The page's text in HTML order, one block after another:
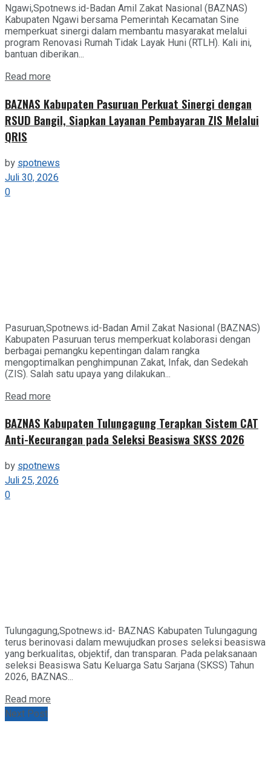
Ngawi,Spotnews.id-Badan Amil Zakat Nasional (BAZNAS)
Kabupaten Ngawi bersama Pemerintah Kecamatan Sine
memperkuat sinergi dalam membantu masyarakat melalui
program Renovasi Rumah Tidak Layak Huni (RTLH). Kali ini,
bantuan diberikan...
Read more
BAZNAS Kabupaten Pasuruan Perkuat Sinergi dengan
RSUD Bangil, Siapkan Layanan Pembayaran ZIS Melalui
QRIS
by spotnews
Juli 30, 2026
0
Pasuruan,Spotnews.id-Badan Amil Zakat Nasional (BAZNAS)
Kabupaten Pasuruan terus memperkuat kolaborasi dengan
berbagai pemangku kepentingan dalam rangka
mengoptimalkan penghimpunan Zakat, Infak, dan Sedekah
(ZIS). Salah satu upaya yang dilakukan...
Read more
BAZNAS Kabupaten Tulungagung Terapkan Sistem CAT
Anti-Kecurangan pada Seleksi Beasiswa SKSS 2026
byspotnews
Juli 25, 2026
0
Tulungagung,Spotnews.id- BAZNAS Kabupaten Tulungagung
terus berinovasi dalam mewujudkan proses seleksi beasiswa
yang berkualitas, objektif, dan transparan. Pada pelaksanaan
seleksi Beasiswa Satu Keluarga Satu Sarjana (SKSS) Tahun
2026, BAZNAS...
Read more
Next Post